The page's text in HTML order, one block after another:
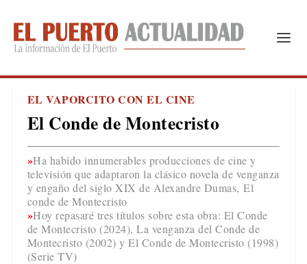
EL VAPORCITO CON EL CINE
El Conde de Montecristo
Ha habido innumerables producciones de cine y
televisión que adaptaron la clásico novela de venganza
y engaño del siglo XIX de Alexandre Dumas, El
conde de Montecristo
Hoy repasaré tres títulos sobre esta obra: El Conde
de Montecristo (2024), La venganza del Conde de
Montecristo (2002) y El Conde de Montecristo (1998)
(Serie TV)